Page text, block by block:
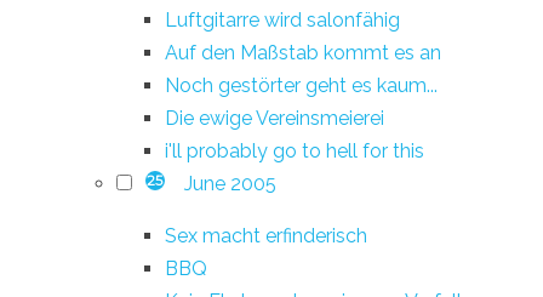
Luftgitarre wird salonfähig
Auf den Maßstab kommt es an
Noch gestörter geht es kaum...
Die ewige Vereinsmeierei
i'll probably go to hell for this
25 June 2005
Sex macht erfinderisch
BBQ